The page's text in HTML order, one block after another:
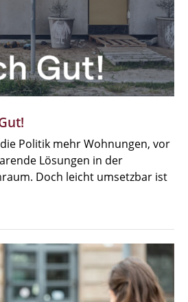
Politik mehr Wohnungen, vor
Lösungen in der
Doch leicht umsetzbar ist